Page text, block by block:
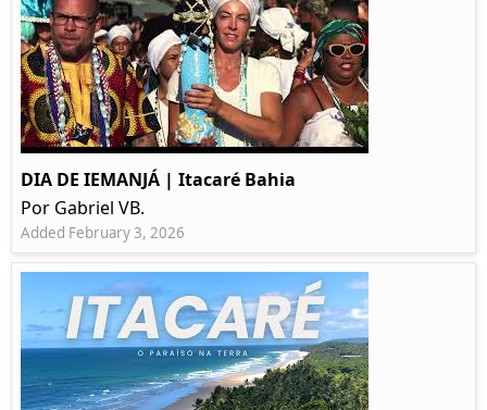
DIA DE IEMANJÁ | Itacaré Bahia
Por Gabriel VB.
Added February 3, 2026